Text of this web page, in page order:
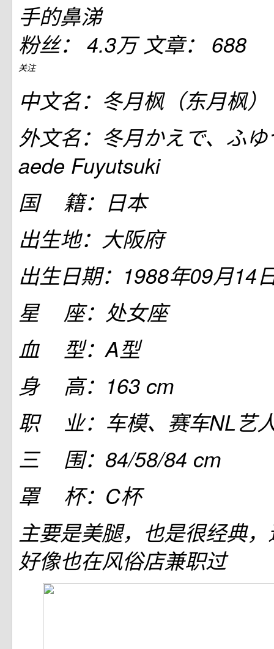
手的鼻涕
粉丝： 4.3万文章： 688
关注
中文名：冬月枫（东月枫）
外文名：冬月かえで、ふ
aede Fuyutsuki
国 籍：日本
出生地：大阪府
出生日期：1988年09月14
星 座：处女座
血 型：A型
身 高：163 cm
职 业：车模、赛车NL艺
三 围：84/58/84 cm
罩 杯：C杯
主要是美腿，也是很经典
好像也在风俗店兼职过